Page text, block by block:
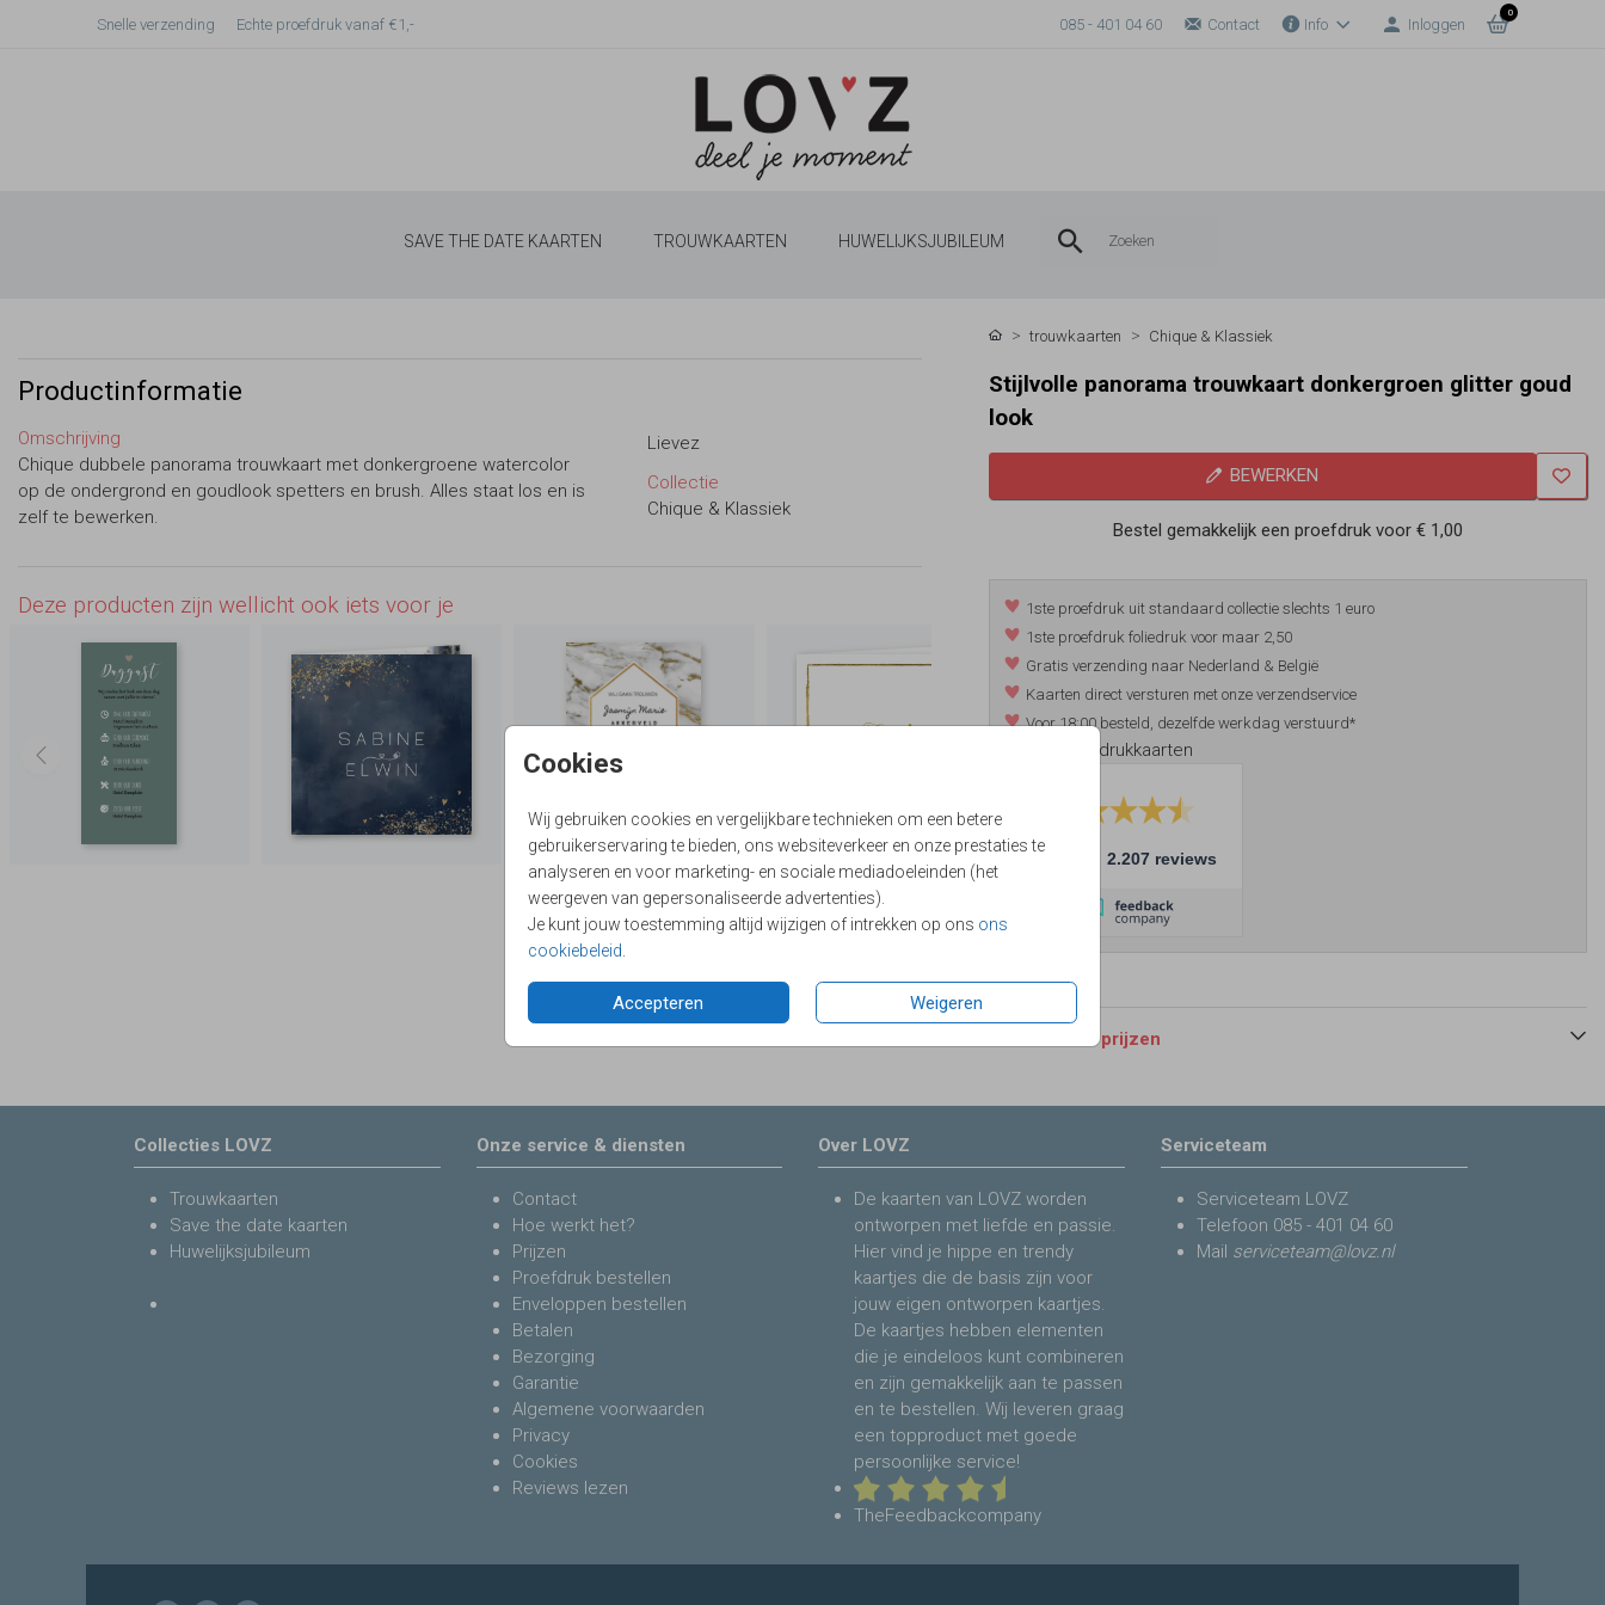
Snelle verzending Echte proefdruk vanaf €1,- 085 - 401 04 60 Contact Info Inloggen
0
SAVE THE DATE KAARTEN TROUWKAARTEN HUWELIJKSJUBILEUM
Cookies
Wij gebruiken cookies en vergelijkbare technieken om een betere
gebruikerservaring te bieden, ons websiteverkeer en onze prestaties te
analyseren en voor marketing- en sociale mediadoeleinden (het
weergeven van gepersonaliseerde advertenties).
Je kunt jouw toestemming altijd wijzigen of intrekken op ons ons
cookiebeleid
Accepteren Weigeren
Productinformatie
Omschrijving
Chique dubbele panorama trouwkaart met donkergroene watercolor
op de ondergrond en goudlook spetters en brush. Alles staat los en is
zelf te bewerken.
Lievez
Collectie
Chique & Klassiek
Deze producten zijn wellicht ook iets voor je
trouwkaarten Chique & Klassiek
Stijlvolle panorama trouwkaart donkergroen glitter goud
look
BEWERKEN
Bestel gemakkelijk een proefdruk voor€ 1,00
1ste proefdruk uit standaard collectie slechts 1 euro
1ste proefdruk foliedruk voor maar 2,50
Gratis verzending naar Nederland & België
Kaarten direct versturen met onze verzendservice
Voor 18:00 besteld, dezelfde werkdag verstuurd*
*m.u.v. foliedrukkaarten
9.4 2.207 reviews
Formaten en prijzen
Collecties LOVZ
Trouwkaarten
Save the date kaarten
Huwelijksjubileum
Onze service & diensten
Contact
Hoe werkt het?
Prijzen
Proefdruk bestellen
Enveloppen bestellen
Betalen
Bezorging
Garantie
Algemene voorwaarden
Privacy
Cookies
Reviews lezen
Over LOVZ
De kaarten van LOVZ worden
ontworpen met liefde en passie.
Hier vind je hippe en trendy
kaartjes die de basis zijn voor
jouw eigen ontworpen kaartjes.
De kaartjes hebben elementen
die je eindeloos kunt combineren
en zijn gemakkelijk aan te passen
en te bestellen. Wij leveren graag
een topproduct met goede
persoonlijke service!
TheFeedbackcompany
Serviceteam
Serviceteam LOVZ
Telefoon 085 - 401 04 60
Mail serviceteam@lovz.nl